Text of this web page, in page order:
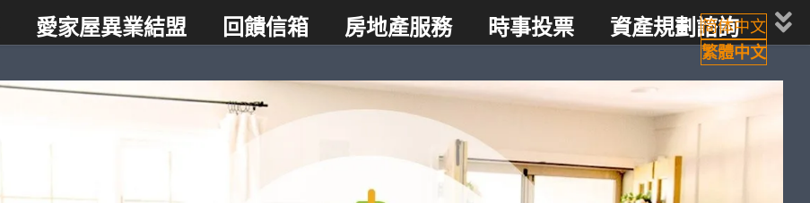
愛家屋異業結盟 回饋信箱 房地產服務 時事投票
資產規劃諮詢
简体中文
繁體中文